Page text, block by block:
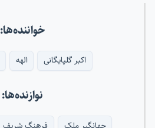
خواننده‌ها:
اکبر گلپایگانی الهه
نوازنده‌ها: